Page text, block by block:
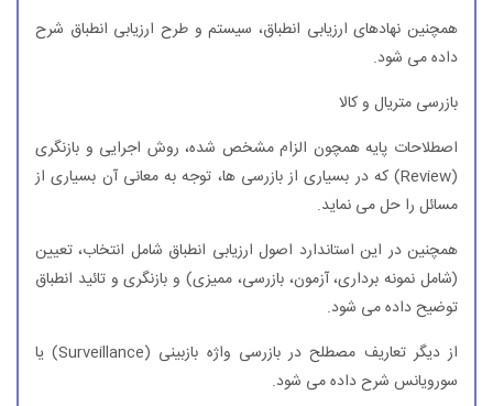
همچنین نهادهای ارزیابی انطباق، سیستم و طرح ارزیابی انطباق شرح
داده می شود.
بازرسی متریال و كالا
اصطلاحات پایه همچون الزام مشخص شده، روش اجرایی و بازنگری
(Review) كه در بسیاری از بازرسی ها، توجه به معانی آن بسیاری از
مسائل را حل می نماید.
همچنین در این استاندارد اصول ارزیابی انطباق شامل انتخاب، تعیین
(شامل نمونه برداری، آزمون، بازرسی، ممیزی) و بازنگری و تائید انطباق
توضیح داده می شود.
از دیگر تعاریف مصطلح در بازرسی واژه بازبینی (Surveillance) یا
سورویانس شرح داده می شود.